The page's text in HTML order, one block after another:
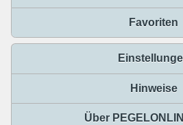
Favoriten
Hinweise
Über